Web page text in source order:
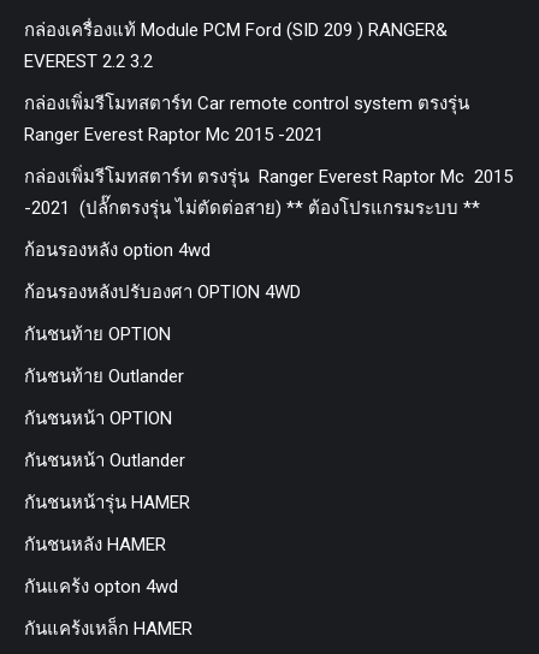
กล่องเครื่องแท้ Module PCM Ford (SID 209 ) RANGER&
EVEREST 2.2 3.2
กล่องเพิ่มรีโมทสตาร์ท Car remote control system ตรงรุ่น
Ranger Everest Raptor Mc 2015 -2021
กล่องเพิ่มรีโมทสตาร์ท ตรงรุ่น Ranger Everest Raptor Mc 2015
-2021 (ปลั๊กตรงรุ่น ไม่ตัดต่อสาย) ** ต้องโปรแกรมระบบ **
ก้อนรองหลัง option 4wd
ก้อนรองหลังปรับองศา OPTION 4WD
กันชนท้าย OPTION
กันชนท้าย Outlander
กันชนหน้า OPTION
กันชนหน้า Outlander
กันชนหน้ารุ่น HAMER
กันชนหลัง HAMER
กันแคร้ง opton 4wd
กันแคร้งเหล็ก HAMER